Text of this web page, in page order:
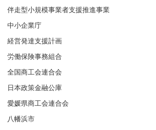
伴走型小規模事業者支援推進事業
中小企業庁
経営発達支援計画
労働保険事務組合
全国商工会連合会
日本政策金融公庫
愛媛県商工会連合会
八幡浜市